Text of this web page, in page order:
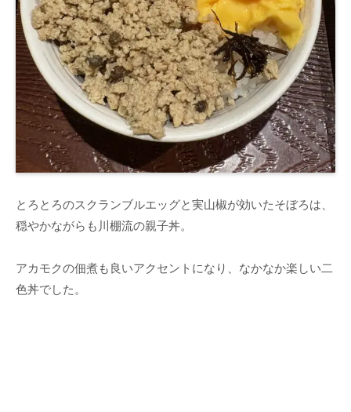
とろとろのスクランブルエッグと実山椒が効いたそぼろは、
穏やかながらも川棚流の親子丼。
アカモクの佃煮も良いアクセントになり、なかなか楽しい二
色丼でした。